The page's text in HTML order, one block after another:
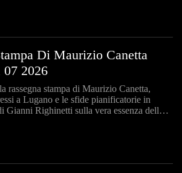
Di Maurizio Canetta
07 2026
rassegna stampa di Maurizio Canetta,
a Lugano e le sfide pianificatorie in
Gianni Righinetti sulla vera essenza della